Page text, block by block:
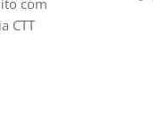
CTT